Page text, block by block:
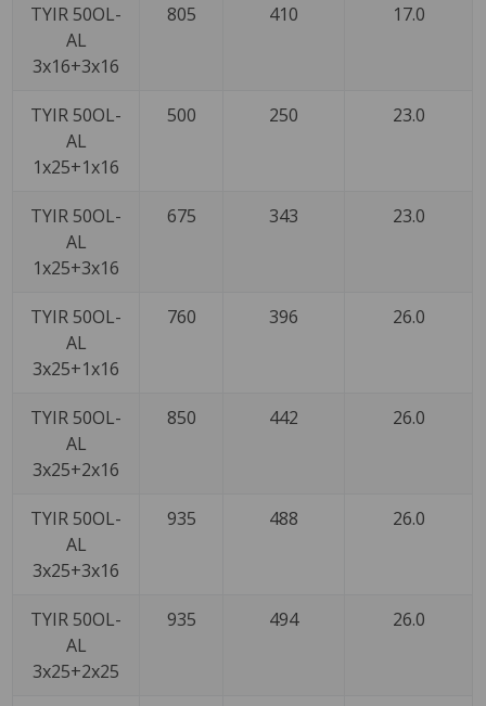
TYIR 50OL-
AL
3x16+3x16
805 410 17.0
TYIR 50OL-
AL
1x25+1x16
500 250 23.0
TYIR 50OL-
AL
1x25+3x16
675 343 23.0
TYIR 50OL-
AL
3x25+1x16
760 396 26.0
TYIR 50OL-
AL
3x25+2x16
850 442 26.0
TYIR 50OL-
AL
3x25+3x16
935 488 26.0
TYIR 50OL-
AL
3x25+2x25
935 494 26.0